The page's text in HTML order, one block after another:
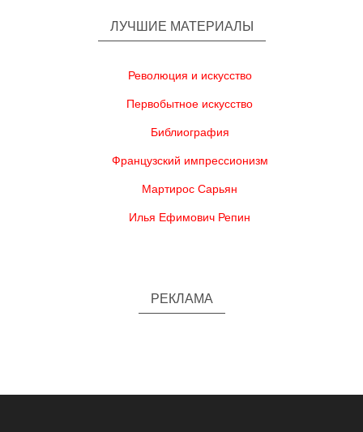
ЛУЧШИЕ МАТЕРИАЛЫ
Революция и искусство
Первобытное искусство
Библиография
Французский импрессионизм
Мартирос Сарьян
Илья Ефимович Репин
РЕКЛАМА